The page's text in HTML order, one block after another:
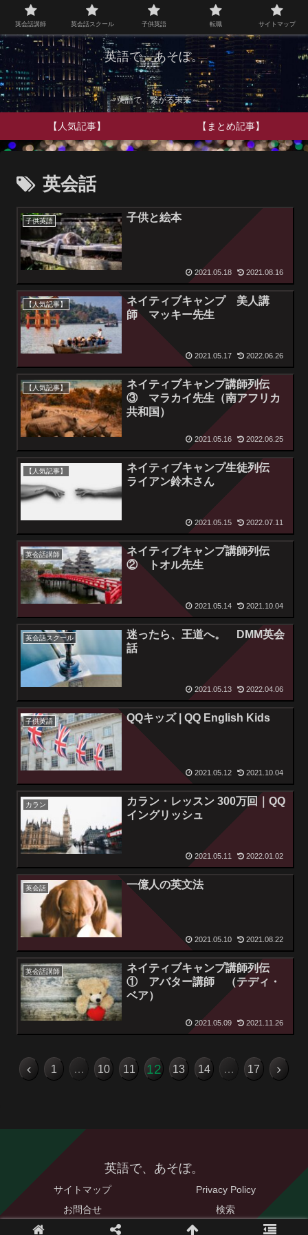
英語で、あそぼ。
～英語で、繋がる未来～
【人気記事】 【まとめ記事】
英会話
子供英語 子供と絵本
2021.05.18 2021.08.16
【人気記事】
ネイティブキャンプ 美人講
師 マッキー先生
2021.05.17 2022.06.26
【人気記事】
ネイティブキャンプ講師列伝
③ マラカイ先生（南アフリカ
共和国）
2021.05.16 2022.06.25
【人気記事】
ネイティブキャンプ生徒列伝
ライアン鈴木さん
2021.05.15 2022.07.11
英会話講師
ネイティブキャンプ講師列伝
② トオル先生
2021.05.14 2021.10.04
英会話スクール
迷ったら、王道へ。 DMM英会
話
2021.05.13 2022.04.06
子供英語 QQキッズ | QQ English Kids
2021.05.12 2021.10.04
カラン
カラン・レッスン 300万回｜QQ
イングリッシュ
2021.05.11 2022.01.02
英会話 一億人の英文法
2021.05.10 2021.08.22
英会話講師
ネイティブキャンプ講師列伝
① アバター講師 （テディ・
ベア）
2021.05.09 2021.11.26
1 … 10 11 12 13 14 … 17
英語で、あそぼ。
サイトマップ
Privacy Policy
お問合せ
検索
英会話講師 英会話スクール 子供英語 転職 サイトマップ